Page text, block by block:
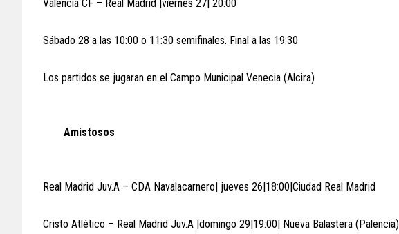
Valencia CF – Real Madrid |viernes 27| 20:00
Sábado 28 a las 10:00 o 11:30 semifinales. Final a las 19:30
Los partidos se jugaran en el Campo Municipal Venecia (Alcira)
Amistosos
Real Madrid Juv.A – CDA Navalacarnero| jueves 26|18:00|Ciudad Real Madrid
Cristo Atlético – Real Madrid Juv.A |domingo 29|19:00| Nueva Balastera (Palencia)